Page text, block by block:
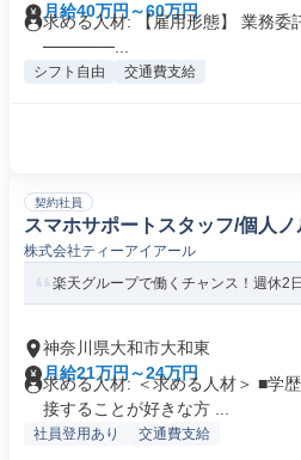
月給40万円～60万円
求める人材: 【雇用形態】 業
──────...
シフト自由 交通費支給
契約社員
スマホサポートスタッフ/個人
株式会社ティーアイアール
楽天グループで働くチャンス！週休2
神奈川県大和市大和東
月給21万円～24万円
求める人材: ＜求める人材＞ ■学
接することが好きな方 ...
社員登用あり 交通費支給